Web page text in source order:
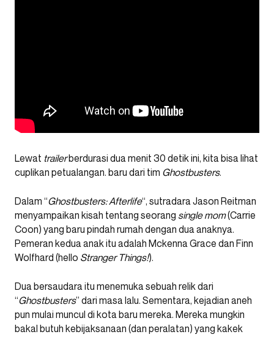
Lewat trailerberdurasi dua menit 30 detik ini, kita bisa lihat
cuplikan petualangan. baru dari tim Ghostbusters.
Dalam “Ghostbusters: Afterlife“, sutradara Jason Reitman
menyampaikan kisah tentang seorang single mom(Carrie
Coon) yang baru pindah rumah dengan dua anaknya.
Pemeran kedua anak itu adalah Mckenna Grace dan Finn
Wolfhard (hello Stranger Things!).
Dua bersaudara itu menemuka sebuah relik dari
“Ghostbusters” dari masa lalu. Sementara, kejadian aneh
pun mulai muncul di kota baru mereka. Mereka mungkin
bakal butuh kebijaksanaan (dan peralatan) yang kakek